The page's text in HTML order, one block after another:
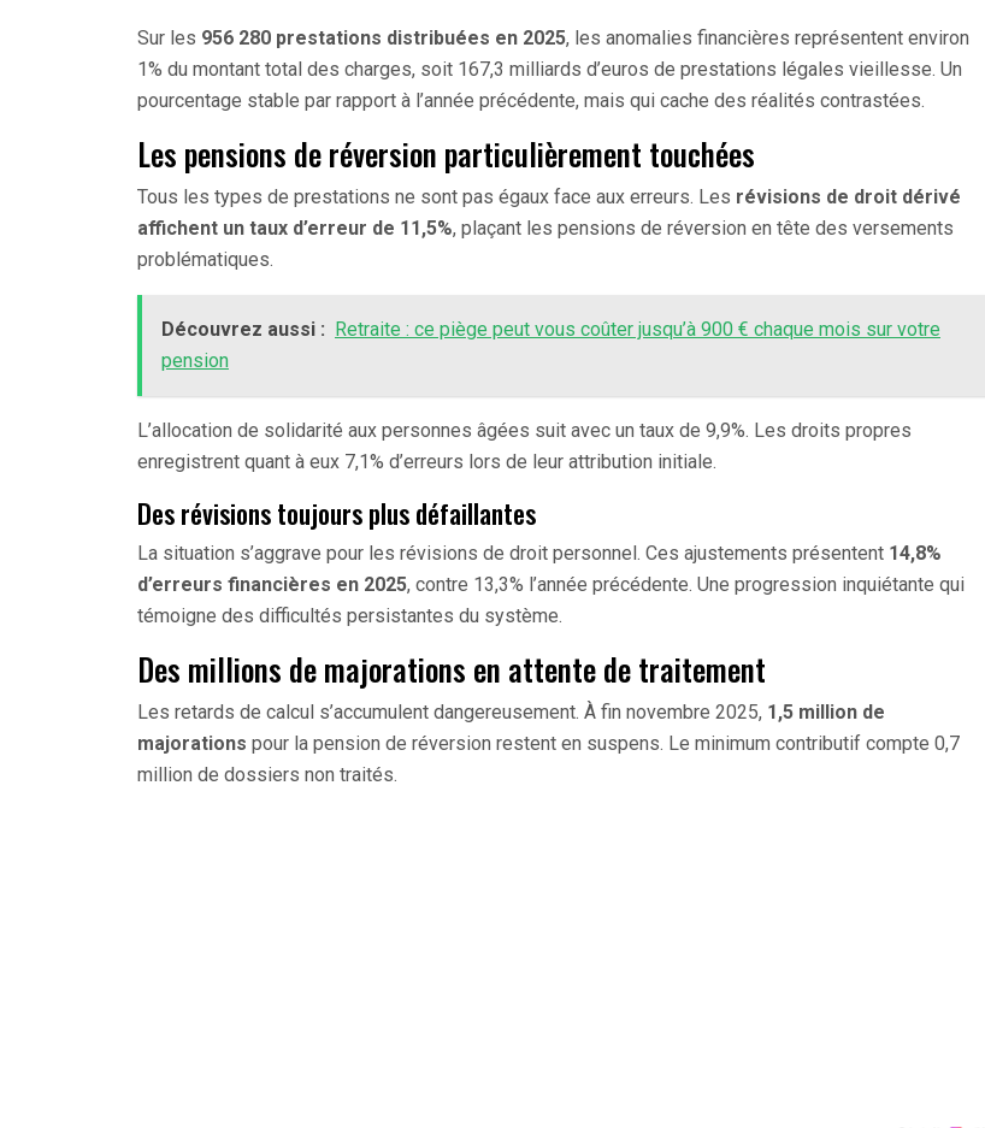
Sur les 956 280 prestations distribuées en 2025, les anomalies financières représentent environ
1% du montant total des charges, soit 167,3 milliards d’euros de prestations légales vieillesse. Un
pourcentage stable par rapport à l’année précédente, mais qui cache des réalités contrastées.
Les pensions de réversion particulièrement touchées
Tous les types de prestations ne sont pas égaux face aux erreurs. Les révisions de droit dérivé
affichent un taux d’erreur de 11,5%, plaçant les pensions de réversion en tête des versements
problématiques.
Découvrez aussi : Retraite : ce piège peut vous coûter jusqu’à 900 € chaque mois sur votre
pension
L’allocation de solidarité aux personnes âgées suit avec un taux de 9,9%. Les droits propres
enregistrent quant à eux 7,1% d’erreurs lors de leur attribution initiale.
Des révisions toujours plus défaillantes
La situation s’aggrave pour les révisions de droit personnel. Ces ajustements présentent 14,8%
d’erreurs financières en 2025, contre 13,3% l’année précédente. Une progression inquiétante qui
témoigne des difficultés persistantes du système.
Des millions de majorations en attente de traitement
Les retards de calcul s’accumulent dangereusement. À fin novembre 2025, 1,5 million de
majorations pour la pension de réversion restent en suspens. Le minimum contributif compte 0,7
million de dossiers non traités.